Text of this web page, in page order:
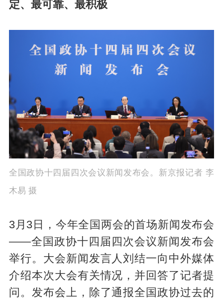
定、最可靠、最积极
全国政协十四届四次会议新闻发布会。新京报记者 李
木易 摄
3月3日，今年全国两会的首场新闻发布会
——全国政协十四届四次会议新闻发布会
举行。大会新闻发言人刘结一向中外媒体
介绍本次大会有关情况，并回答了记者提
问。发布会上，除了通报全国政协过去的